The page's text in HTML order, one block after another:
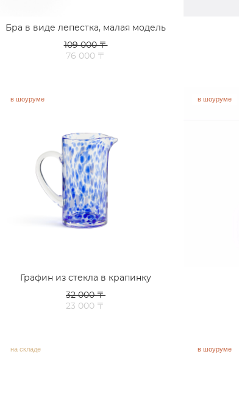
Бра в виде лепестка, малая модель
109 000 〒
76 000 〒
в шоуруме
Графин из стекла в крапинку
32 000 〒
23 000 〒
в шоуруме
на складе в шоуруме